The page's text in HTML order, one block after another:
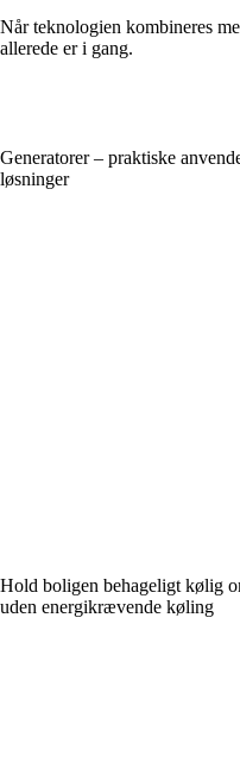
Når teknologien kombineres
allerede er i gang.
Generatorer – praktiske
løsninger
Hold boligen behageligt kølig
uden energikrævende køling